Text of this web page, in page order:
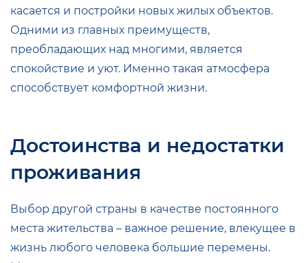
касается и постройки новых жилых объектов.
Одними из главных преимуществ,
преобладающих над многими, является
спокойствие и уют. Именно такая атмосфера
способствует комфортной жизни.
Достоинства и недостатки
проживания
Выбор другой страны в качестве постоянного
места жительства – важное решение, влекущее в
жизнь любого человека большие перемены.